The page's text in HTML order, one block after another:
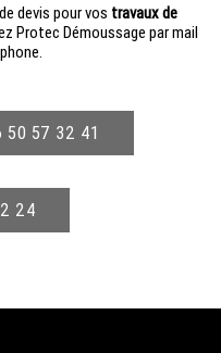
devis pour vos travaux de
Protec Démoussage par mail
50 57 32 41
24